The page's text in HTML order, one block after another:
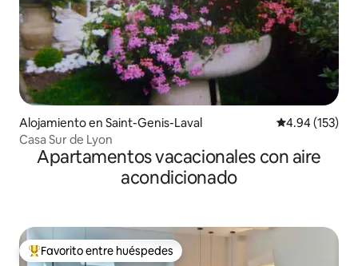
Alojamiento en Saint-Genis-Laval Calificación
4.94 (153)
Casa Sur de Lyon
Apartamentos vacacionales con aire
acondicionado
Favorito entre huéspedes preferido
Favorito entre huéspedes